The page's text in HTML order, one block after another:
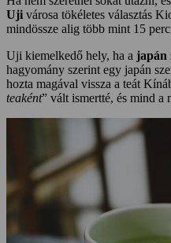
Uji városa tökéletes választás
mindössze alig több mint 15
Uji kiemelkedő hely, ha a japán
hagyomány szerint egy japán
hozta magával vissza a teát
teaként” vált ismertté, és mind a